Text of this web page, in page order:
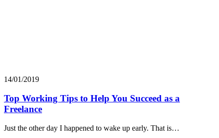
14/01/2019
Top Working Tips to Help You Succeed as a
Freelance
Just the other day I happened to wake up early. That is…